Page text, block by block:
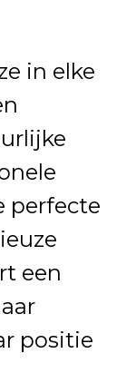
in elke
perfecte
een
positie